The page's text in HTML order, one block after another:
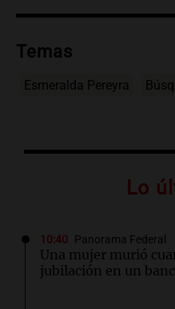
Temas
Esmeralda Pereyra
Lo
10:40 Panorama Federal
Una mujer murió
jubilación en un